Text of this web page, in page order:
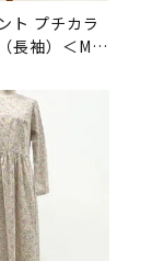
ト プチカラ
長袖）＜Mサ